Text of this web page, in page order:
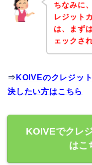
ちなみに
レジット
は、まず
ェックさ
⇒ KOIVEのクレジッ
決したい方はこちら
KOIVEでクレ
はこ